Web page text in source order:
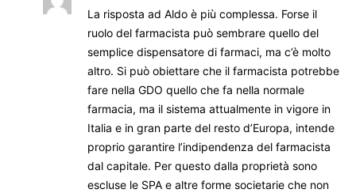
La risposta ad Aldo è più complessa. Forse il
ruolo del farmacista può sembrare quello del
semplice dispensatore di farmaci, ma c’è molto
altro. Si può obiettare che il farmacista potrebbe
fare nella GDO quello che fa nella normale
farmacia, ma il sistema attualmente in vigore in
Italia e in gran parte del resto d’Europa, intende
proprio garantire l’indipendenza del farmacista
dal capitale. Per questo dalla proprietà sono
escluse le SPA e altre forme societarie che non